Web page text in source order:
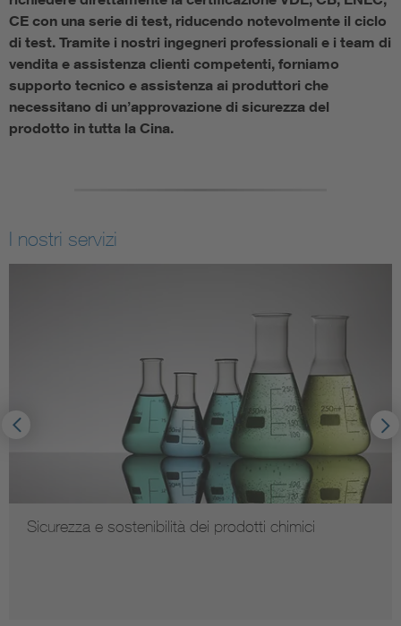
CE con una serie di test, riducendo notevolmente il ciclo
di test. Tramite i nostri ingegneri professionali e i team di
vendita e assistenza clienti competenti, forniamo
supporto tecnico e assistenza ai produttori che
necessitano di un’approvazione di sicurezza del
prodotto in tutta la Cina.
I nostri servizi
Sicurezza e sostenibilità dei prodotti chimici